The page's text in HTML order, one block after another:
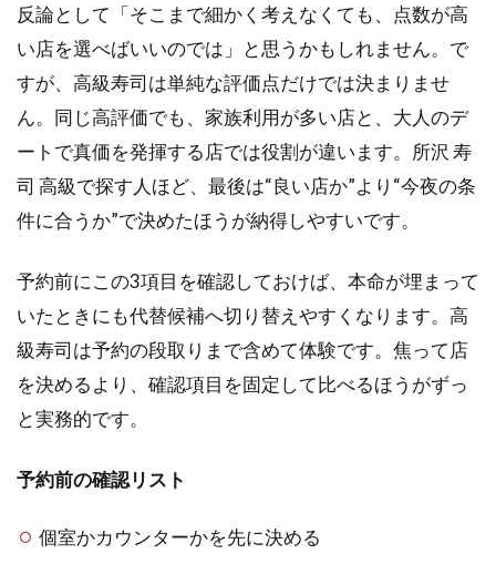
反論として「そこまで細かく考えなくても、点数が高
い店を選べばいいのでは」と思うかもしれません。で
すが、高級寿司は単純な評価点だけでは決まりませ
ん。同じ高評価でも、家族利用が多い店と、大人のデ
ートで真価を発揮する店では役割が違います。所沢 寿
司 高級で探す人ほど、最後は“良い店か”より“今夜の条
件に合うか”で決めたほうが納得しやすいです。
予約前にこの3項目を確認しておけば、本命が埋まって
いたときにも代替候補へ切り替えやすくなります。高
級寿司は予約の段取りまで含めて体験です。焦って店
を決めるより、確認項目を固定して比べるほうがずっ
と実務的です。
予約前の確認リスト
個室かカウンターかを先に決める